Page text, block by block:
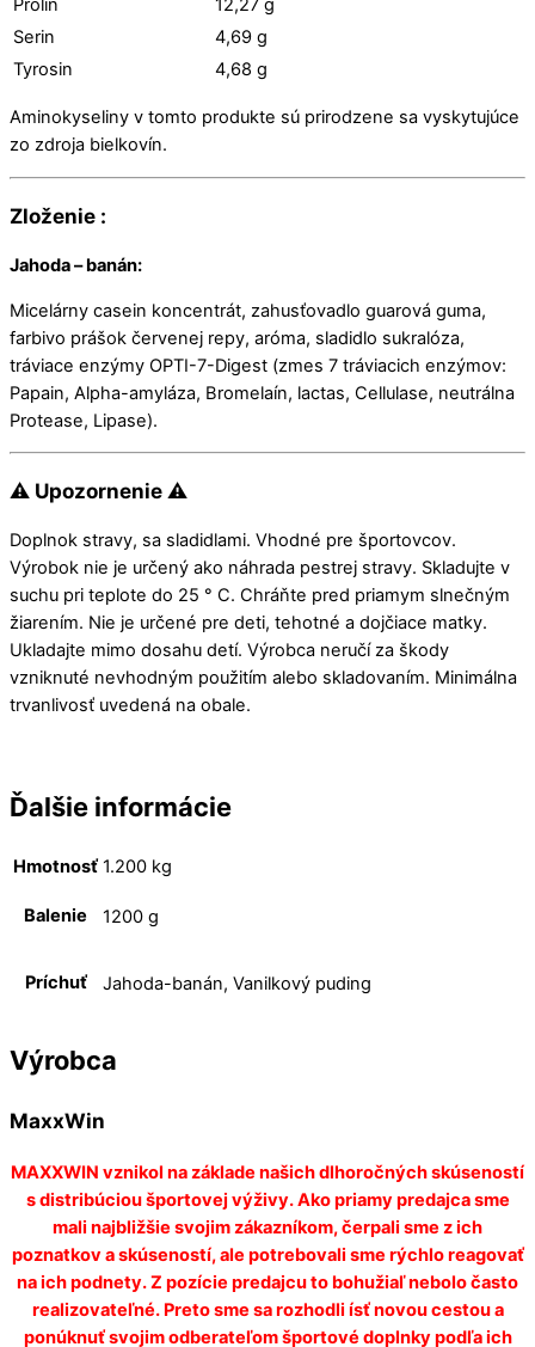
Prolin
12,27 g
Serin
4,69 g
Tyrosin
4,68 g
Aminokyseliny v tomto produkte sú prirodzene sa vyskytujúce
zo zdroja bielkovín.
Zloženie :
Jahoda – banán:
Micelárny casein koncentrát, zahusťovadlo guarová guma,
farbivo prášok červenej repy, aróma, sladidlo sukralóza,
tráviace enzýmy OPTI-7-Digest (zmes 7 tráviacich enzýmov:
Papain, Alpha-amyláza, Bromelaín, lactas, Cellulase, neutrálna
Protease, Lipase).
⚠ Upozornenie ⚠
Doplnok stravy, sa sladidlami. Vhodné pre športovcov.
Výrobok nie je určený ako náhrada pestrej stravy. Skladujte v
suchu pri teplote do 25 ° C. Chráňte pred priamym slnečným
žiarením. Nie je určené pre deti, tehotné a dojčiace matky.
Ukladajte mimo dosahu detí. Výrobca neručí za škody
vzniknuté nevhodným použitím alebo skladovaním. Minimálna
trvanlivosť uvedená na obale.
Ďalšie informácie
Hmotnosť 1.200 kg
Balenie 1200 g
Príchuť Jahoda-banán, Vanilkový puding
Výrobca
MaxxWin
MAXXWIN vznikol na základe našich dlhoročných skúseností
s distribúciou športovej výživy. Ako priamy predajca sme
mali najbližšie svojim zákazníkom, čerpali sme z ich
poznatkov a skúseností, ale potrebovali sme rýchlo reagovať
na ich podnety. Z pozície predajcu to bohužiaľ nebolo často
realizovateľné. Preto sme sa rozhodli ísť novou cestou a
ponúknuť svojim odberateľom športové doplnky podľa ich